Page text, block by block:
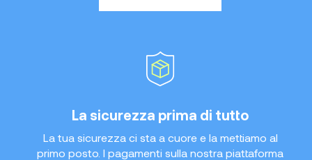
La sicurezza prima di tutto
La tua sicurezza ci sta a cuore e la mettiamo al
primo posto. I pagamenti sulla nostra piattaforma